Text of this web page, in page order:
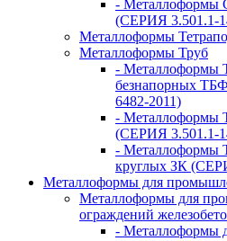
- Металлоформы
(СЕРИЯ 3.501.1-
Металлоформы
Металлоформы Труб
- Металлоформы
безнапорных
6482-2011)
- Металлоформы
(СЕРИЯ 3.501.1-
- Металлоформы
круглых ЗК
Металлоформы для
Металлоформы для
ограждений
- Металлоформы